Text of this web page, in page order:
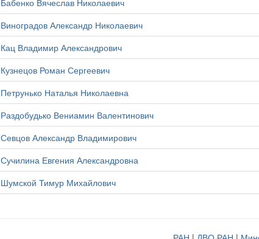
Бабенко Вячеслав Николаевич
Виноградов Александр Николаевич
Кац Владимир Александрович
Кузнецов Роман Сергеевич
Петрунько Наталья Николаевна
Раздобудько Вениамин Валентинович
Севцов Александр Владимирович
Сучилина Евгения Александровна
Шумской Тимур Михайлович